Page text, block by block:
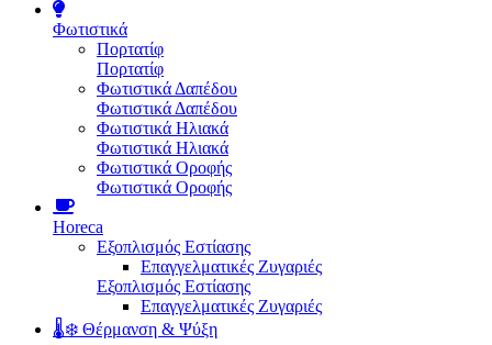
Φωτιστικά
Πορτατίφ
Πορτατίφ
Φωτιστικά Δαπέδου
Φωτιστικά Δαπέδου
Φωτιστικά Ηλιακά
Φωτιστικά Ηλιακά
Φωτιστικά Οροφής
Φωτιστικά Οροφής
Horeca
Εξοπλισμός Εστίασης
Επαγγελματικές Ζυγαριές
Εξοπλισμός Εστίασης
Επαγγελματικές Ζυγαριές
🌡️❄️ Θέρμανση & Ψύξη